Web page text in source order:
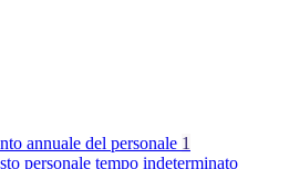
annuale del personale 1
personale tempo indeterminato